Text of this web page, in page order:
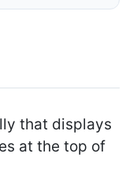
that displays
at the top of